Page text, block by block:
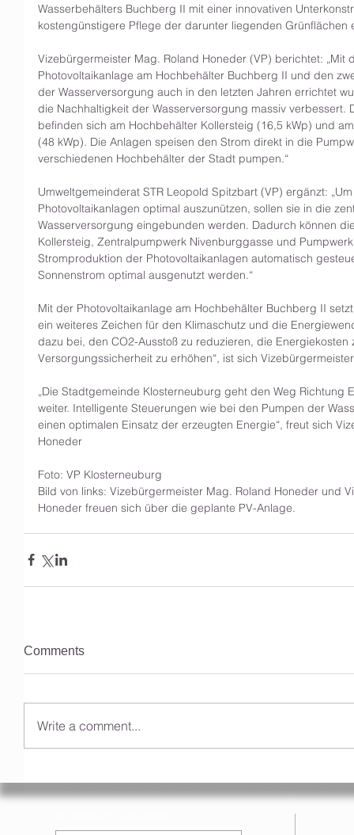
Wasserbehälters Buchberg II mit einer innovativen
kostengünstigere Pflege der darunter liegenden
Vizebürgermeister Mag. Roland Honeder (VP) berichtet:
Photovoltaikanlage am Hochbehälter Buchberg II und den
der Wasserversorgung auch in den letzten Jahren errichtet
die Nachhaltigkeit der Wasserversorgung massiv
befinden sich am Hochbehälter Kollersteig (16,5 kWp) und
(48 kWp). Die Anlagen speisen den Strom direkt in die
verschiedenen Hochbehälter der Stadt pumpen.“
Umweltgemeinderat STR Leopold Spitzbart (VP) ergänzt:
Photovoltaikanlagen optimal auszunützen, sollen sie in die
Wasserversorgung eingebunden werden. Dadurch können
Kollersteig, Zentralpumpwerk Nivenburggasse und
Stromproduktion der Photovoltaikanlagen automatisch
Sonnenstrom optimal ausgenutzt werden.“
Mit der Photovoltaikanlage am Hochbehälter Buchberg II
ein weiteres Zeichen für den Klimaschutz und die
dazu bei, den CO2-Ausstoß zu reduzieren, die
Versorgungssicherheit zu erhöhen“, ist sich
„Die Stadtgemeinde Klosterneuburg geht den Weg
weiter. Intelligente Steuerungen wie bei den Pumpen der
einen optimalen Einsatz der erzeugten Energie“, freut sich
Honeder
Foto: VP Klosterneuburg
Bild von links: Vizebürgermeister Mag. Roland Honeder und
Honeder freuen sich über die geplante PV-Anlage.
Comments
Write a comment...